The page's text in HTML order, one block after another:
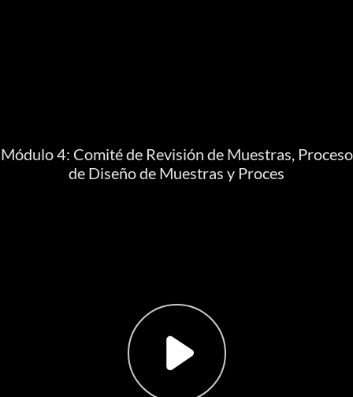
Módulo 4: Comité de Revisión de Muestras, Proceso
de Diseño de Muestras y Proces